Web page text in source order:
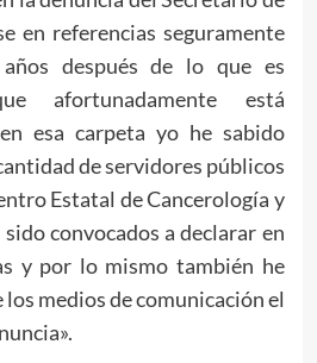
en referencias seguramente
después de lo que es
afortunadamente está
esa carpeta yo he sabido
de servidores públicos
Estatal de Cancerología y
convocados a declarar en
y por lo mismo también he
medios de comunicación el